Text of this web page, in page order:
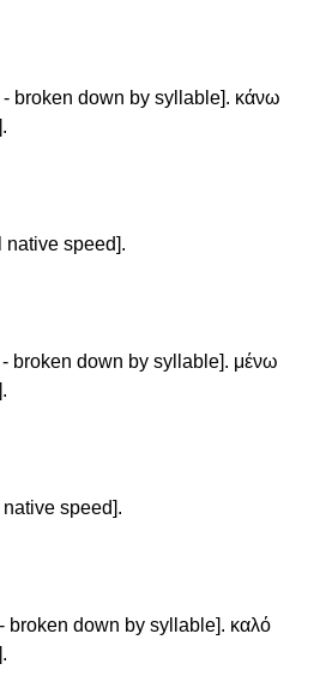
broken down by syllable]. κάνω
speed].
broken down by syllable]. μένω
speed].
broken down by syllable]. καλό